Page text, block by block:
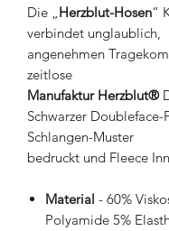
Die „Herzblut-Hosen“
verbindet unglaublich,
angenehmen
zeitlose
Manufaktur Herzblut®
Schwarzer
Schlangen-Muster
bedruckt und Fleece
Material - 60%
Polyamide 5%